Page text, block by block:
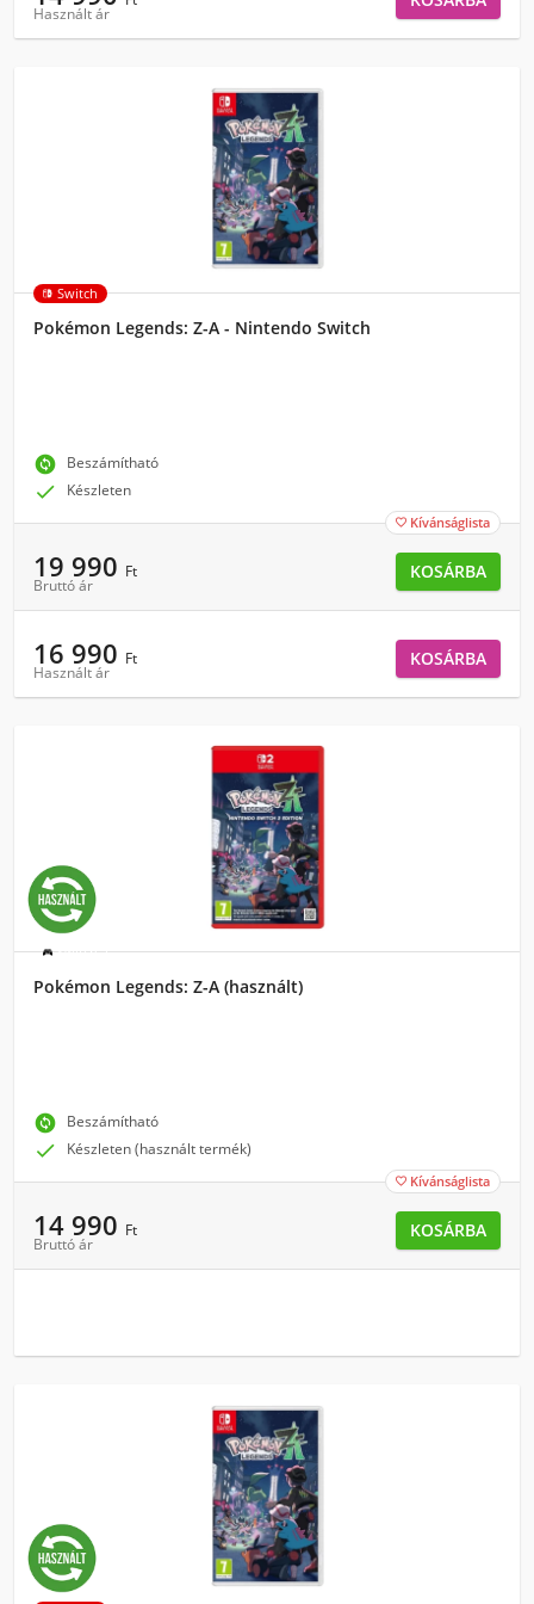
Használt ár
Switch
Pokémon Legends: Z-A - Nintendo Switch
change_circle Beszámítható
 Készleten
 Kívánságlista
19 990 Ft
Bruttó ár
KOSÁRBA
16 990 Ft
Használt ár
KOSÁRBA
Switch 2
Pokémon Legends: Z-A (használt)
change_circle Beszámítható
 Készleten (használt termék)
 Kívánságlista
14 990 Ft
Bruttó ár
KOSÁRBA